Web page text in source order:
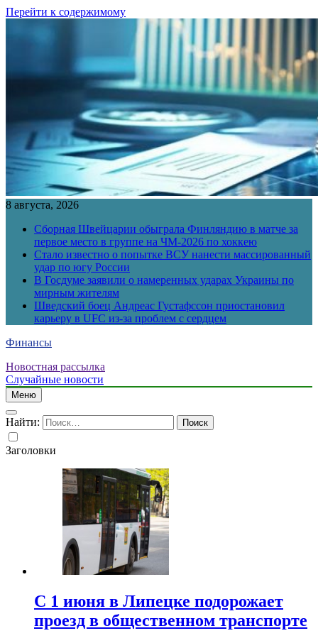
Перейти к содержимому
8 августа, 2026
Сборная Швейцарии обыграла Финляндию в матче за
первое место в группе на ЧМ-2026 по хоккею
Стало известно о попытке ВСУ нанести массированный
удар по югу России
В Госдуме заявили о намеренных ударах Украины по
мирным жителям
Шведский боец Андреас Густафссон приостановил
карьеру в UFC из-за проблем с сердцем
Финансы
Новостная рассылка
Случайные новости
Меню
Найти:
Заголовки
С 1 июня в Липецке подорожает
проезд в общественном транспорте